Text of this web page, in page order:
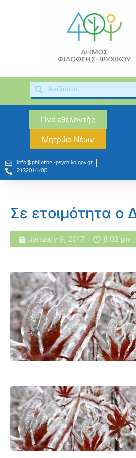
Γίνε εθελοντής
Μητρώο Νέων
info@philothei-psychiko.gov.gr
2132014700
Σε ετοιμότητα ο
January 9, 2017 8:02 pm